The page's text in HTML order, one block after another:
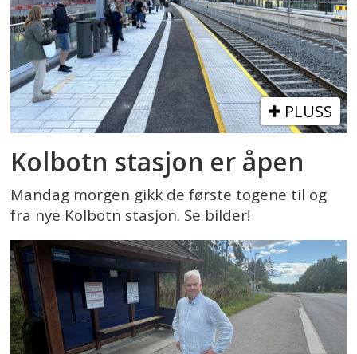
PLUSS
Kolbotn stasjon er åpen
Mandag morgen gikk de første togene til og
fra nye Kolbotn stasjon. Se bilder!